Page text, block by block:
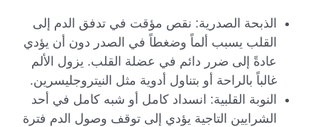
الذبحة الصدرية: نقص مؤقت في تدفق الدم إلى
القلب يسبب ألماً وضغطاً في الصدر دون أن يؤدي
عادةً إلى ضرر دائم في عضلة القلب. يزول الألم
غالباً بالراحة أو بتناول أدوية مثل النيتروجليسرين.
النوبة القلبية: انسداد كامل أو شبه كامل في أحد
الشرايين التاجية يؤدي إلى توقف وصول الدم فترة